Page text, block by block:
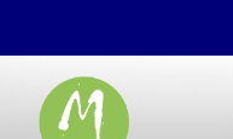
contenido